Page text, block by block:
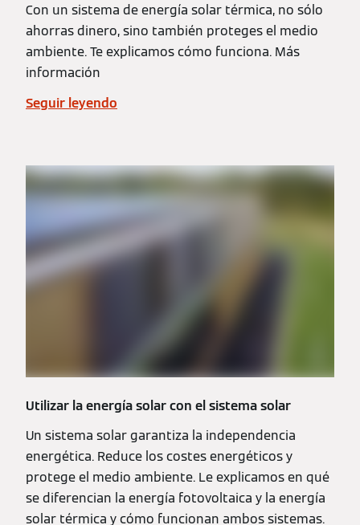
Con un sistema de energía solar térmica, no sólo
ahorras dinero, sino también proteges el medio
ambiente. Te explicamos cómo funciona. Más
información
Seguir leyendo
Utilizar la energía solar con el sistema solar
Un sistema solar garantiza la independencia
energética. Reduce los costes energéticos y
protege el medio ambiente. Le explicamos en qué
se diferencian la energía fotovoltaica y la energía
solar térmica y cómo funcionan ambos sistemas.